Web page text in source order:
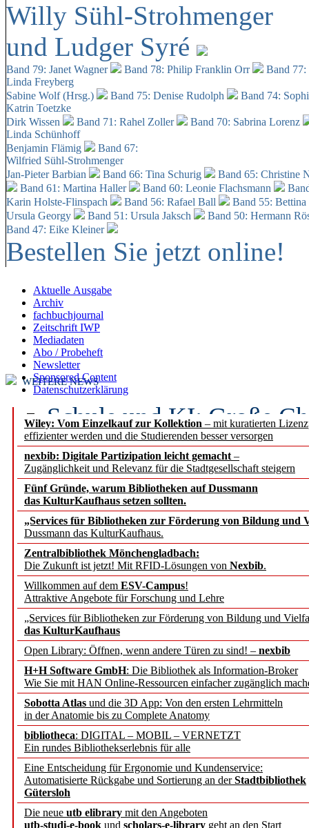
Willy Sühl-Strohmenger
und Ludger Syré
Band 79: Janet Wagner Band 78: Philip Franklin Orr
Band
Linda Freyberg
Sabine Wolf (Hrsg.)
Band 75: Denise Rudolph
Band 74:
Katrin Toetzke
Dirk Wissen
Band 71: Rahel Zoller
Band 70: Sabrina Lorenz
Linda Schünhoff
Benjamin Flämig
Band 67:
Wilfried Sühl-Strohmenger
Jan-Pieter Barbian
Band 66: Tina Schurig
Band 65: Christine
Band 61: Martina Haller
Band 60: Leonie Flachsmann
Karin Holste-Flinspach
Band 56: Rafael Ball
Band 55:
Ursula Georgy
Band 51: Ursula Jaksch Band 50: Hermann
Band 47: Eike Kleiner
Bestellen Sie jetzt online!
Aktuelle Ausgabe
Archiv
fachbuchjournal
Zeitschrift IWP
Mediadaten
Abo / Probeheft
Newsletter
Sponsored Content
Datenschutzerklärung
Wiley: Vom Einzelkauf zur Kollektion – mit kuratierten
effizienter werden und die Studierenden besser versorgen
nexbib: Digitale Partizipation leicht gemacht –
Zugänglichkeit und Relevanz für die Stadtgesellschaft steigern
Fünf Gründe, warum Bibliotheken auf Dussmann
das KulturKaufhaus setzen sollten.
„Services für Bibliotheken zur Förderung von Bildung und
Dussmann das KulturKaufhaus.
Zentralbibliothek Mönchengladbach:
Die Zukunft ist jetzt! Mit RFID-Lösungen von Nexbib.
Willkommen auf dem ESV-Campus!
Attraktive Angebote für Forschung und Lehre
„Services für Bibliotheken zur Förderung von Bildung und
das KulturKaufhaus
Open Library: Öffnen, wenn andere Türen zu sind! – nexbib
H+H Software GmbH: Die Bibliothek als Information-Broker
Wie Sie mit HAN Online-Ressourcen einfacher zugänglich
Sobotta Atlas und die 3D App: Von den ersten Lehrmitteln
in der Anatomie bis zu Complete Anatomy
bibliotheca: DIGITAL – MOBIL – VERNETZT
Ein rundes Bibliothekserlebnis für alle
Eine Entscheidung für Ergonomie und Kundenservice:
Automatisierte Rückgabe und Sortierung an derStadtbibliothek
Gütersloh
Die neue utb elibrary mit den Angeboten
utb-studi-e-book und scholars-e-library geht an den Start
WEITERE NEWS
Schule und KI: Große
Voraussetzungen
Erfolgreiches erstes
Segment Research –
angepasst
konstruktiv!
Mohr Siebeck
und die Zeitschrift für
Francke Attempto
EBSCO Information
Recherchefunktionen in
Sorbisches Institut neu
Geschichte und